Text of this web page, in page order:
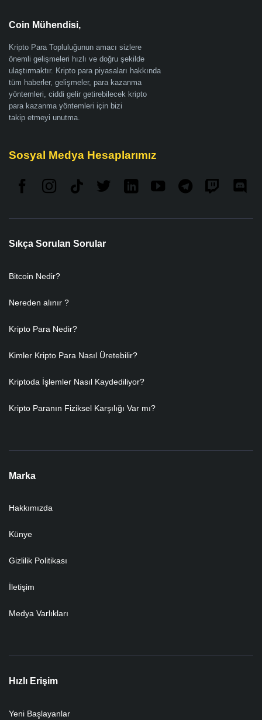
Coin Mühendisi,
Kripto Para Topluluğunun amacı sizlere
önemli gelişmeleri hızlı ve doğru şekilde
ulaştırmaktır. Kripto para piyasaları hakkında
tüm haberler, gelişmeler, para kazanma
yöntemleri, ciddi gelir getirebilecek kripto
para kazanma yöntemleri için bizi
takip etmeyi unutma.
Sosyal Medya Hesaplarımız
Sıkça Sorulan Sorular
Bitcoin Nedir?
Nereden alınır ?
Kripto Para Nedir?
Kimler Kripto Para Nasıl Üretebilir?
Kriptoda İşlemler Nasıl Kaydediliyor?
Kripto Paranın Fiziksel Karşılığı Var mı?
Marka
Hakkımızda
Künye
Gizlilik Politikası
İletişim
Medya Varlıkları
Hızlı Erişim
Yeni Başlayanlar